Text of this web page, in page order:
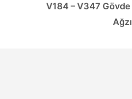
V184 – V347 Gövde